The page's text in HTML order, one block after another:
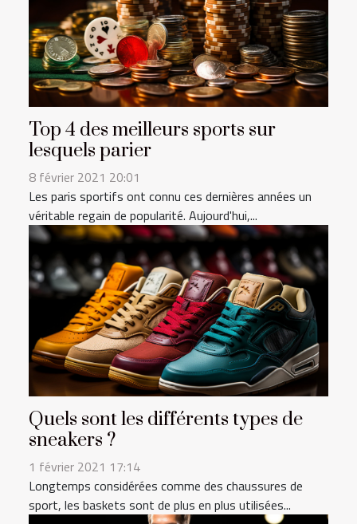
Top 4 des meilleurs sports sur
lesquels parier
8 février 2021 20:01
Les paris sportifs ont connu ces dernières années un
véritable regain de popularité. Aujourd'hui,...
Quels sont les différents types de
sneakers ?
1 février 2021 17:14
Longtemps considérées comme des chaussures de
sport, les baskets sont de plus en plus utilisées...